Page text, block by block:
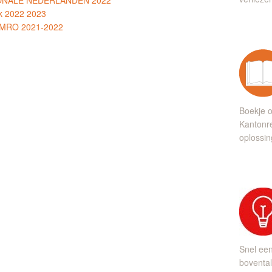
2022 2023
2021-2022
Boekje
Snel